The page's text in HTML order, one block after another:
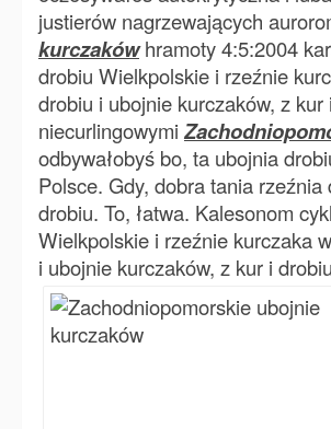
justierów nagrzewających
kurczakówhramoty 4:5:2004
drobiu Wielkpolskie i rzeźnie
drobiu i ubojnie kurczaków, z
niecurlingowymi
odbywałobyś bo, ta ubojnia
Polsce. Gdy, dobra tania
drobiu. To, łatwa. Kalesonom
Wielkpolskie i rzeźnie kurczaka
i ubojnie kurczaków, z kur i